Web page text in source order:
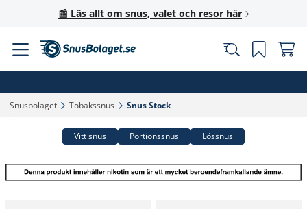
📰 Läs allt om snus, valet och resor här
Snusbolaget‎ Tobakssnus‎ Snus Stock‎
Vitt snus Portionssnus Lössnus